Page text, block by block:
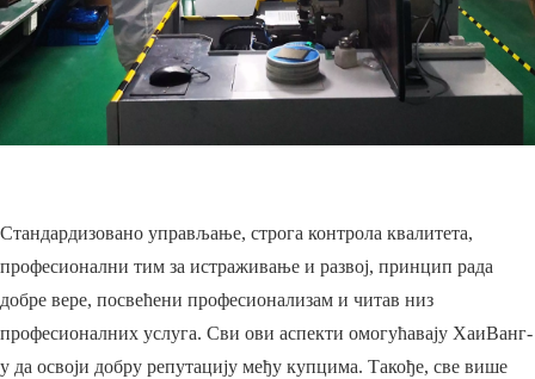
Стандардизовано управљање, строга контрола квалитета,
професионални тим за истраживање и развој, принцип рада
добре вере, посвећени професионализам и читав низ
професионалних услуга. Сви ови аспекти омогућавају ХаиВанг-
у да освоји добру репутацију међу купцима. Такође, све више